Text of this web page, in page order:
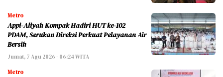
Metro
Appi-Aliyah Kompak Hadiri HUT ke-102
PDAM, Serukan Direksi Perkuat Pelayanan Air
Bersih
Jumat, 7 Agu 2026 - 06:24 WITA
Metro